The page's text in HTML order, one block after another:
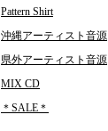
Pattern Shirt
沖縄アーティスト音源
県外アーティスト音源
MIX CD
＊SALE＊